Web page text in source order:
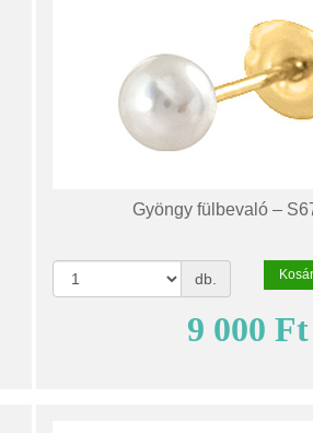
Gyöngy fülbevaló –
db.
9 000 Ft